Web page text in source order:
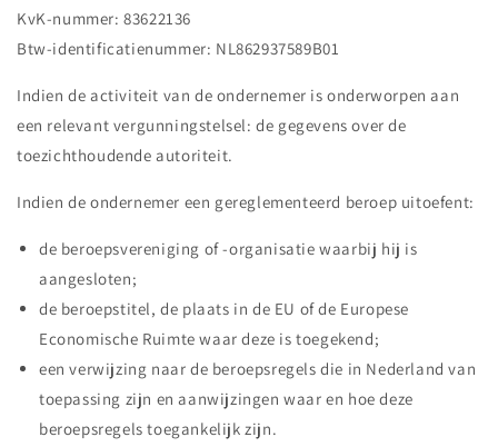
KvK-nummer: 83622136
Btw-identificatienummer: NL862937589B01
Indien de activiteit van de ondernemer is onderworpen aan
een relevant vergunningstelsel: de gegevens over de
toezichthoudende autoriteit.
Indien de ondernemer een gereglementeerd beroep uitoefent:
de beroepsvereniging of -organisatie waarbij hij is
aangesloten;
de beroepstitel, de plaats in de EU of de Europese
Economische Ruimte waar deze is toegekend;
een verwijzing naar de beroepsregels die in Nederland van
toepassing zijn en aanwijzingen waar en hoe deze
beroepsregels toegankelijk zijn.